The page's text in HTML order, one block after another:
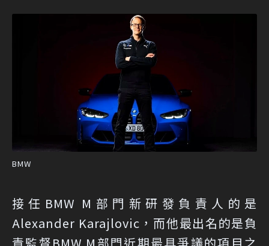
BMW
接任BMW M部門新研發負責人的是
Alexander Karajlovic，而他最出名的是負